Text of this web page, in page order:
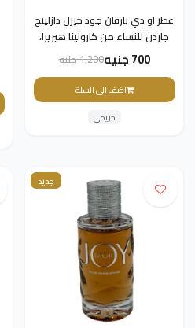
عطر او دي بارفان جود جيرل دازلينج
جاردن للنساء من كارولينا هيريرا،
700 جنيه 1,200 جنيه
اضف الى السلة
حريمى
جديد